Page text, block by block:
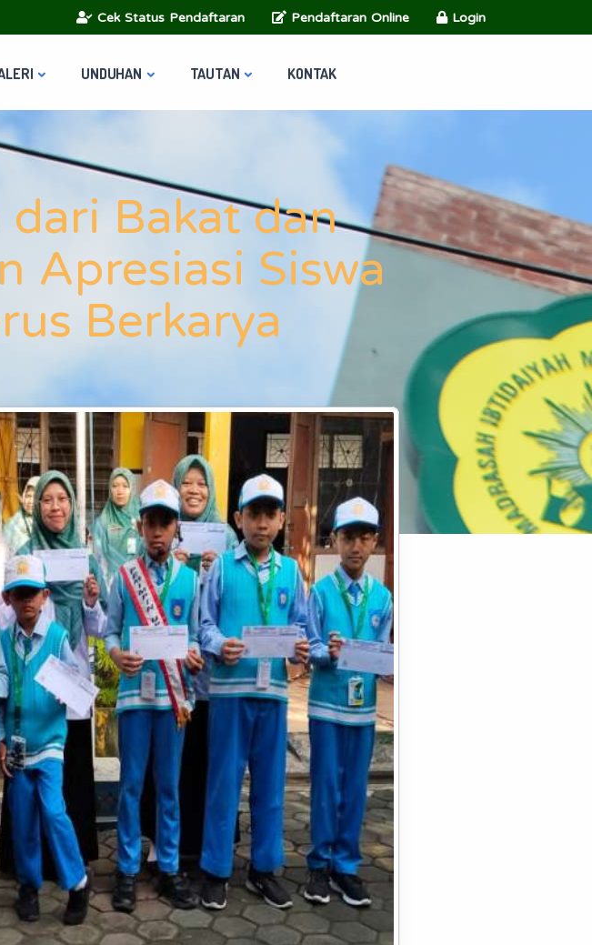
Cek Status Pendaftaran Pendaftaran Online Login
UNDUHAN TAUTAN KONTAK
Bakat dan
Apresiasi Siswa
Berkarya